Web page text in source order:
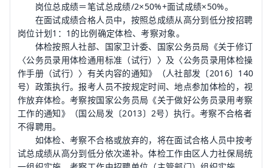
岗位总成绩＝笔试总成绩/2×50%+面试成绩×50%。
在面试成绩合格人员中，按照总成绩从高分到低分按招聘
岗位计划1：1的比例确定体检、考察对象。
体检按照人社部、国家卫计委、国家公务员局《关于修订
〈公务员录用体检通用标准（试行） 〉及〈公务员录用体检操
作手册 （试行）〉有关内容的通知》（人社部发〔2016〕140
号）政策执行。报考人员不按规定时间、地点参加体检的，视
作放弃体检。考察按国家公务员局《关于做好公务员录用考察
工作的通知》（国公局发〔2013〕2号）执行。考察不合格者
不得聘用。
如体检、考察不合格或放弃的，将在面试合格人员中按考
试总成绩从高分到低分依次递补。体检工作由区人力社保局统